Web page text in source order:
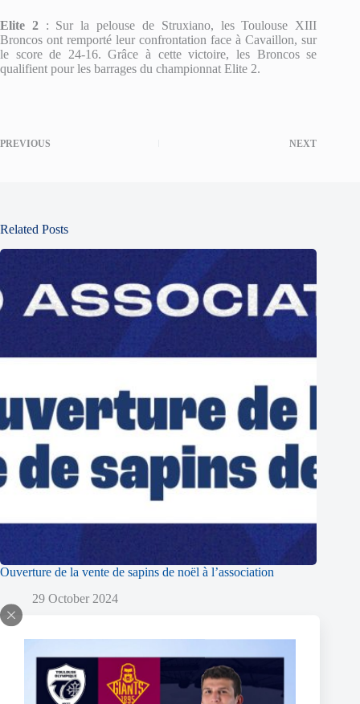
Elite 2: Sur la pelouse de Struxiano, les Toulouse XIII
Broncos ont remporté leur confrontation face à Cavaillon, sur
le score de 24-16. Grâce à cette victoire, les Broncos se
qualifient pour les barrages du championnat Elite 2.
PREVIOUS NEXT
Related Posts
Ouverture de la vente de sapins de noël à l’association
29 October 2024